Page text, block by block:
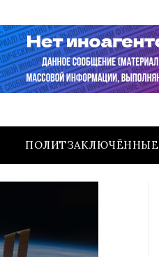
ПОЛИТЗАКЛЮЧЁННЫЕ